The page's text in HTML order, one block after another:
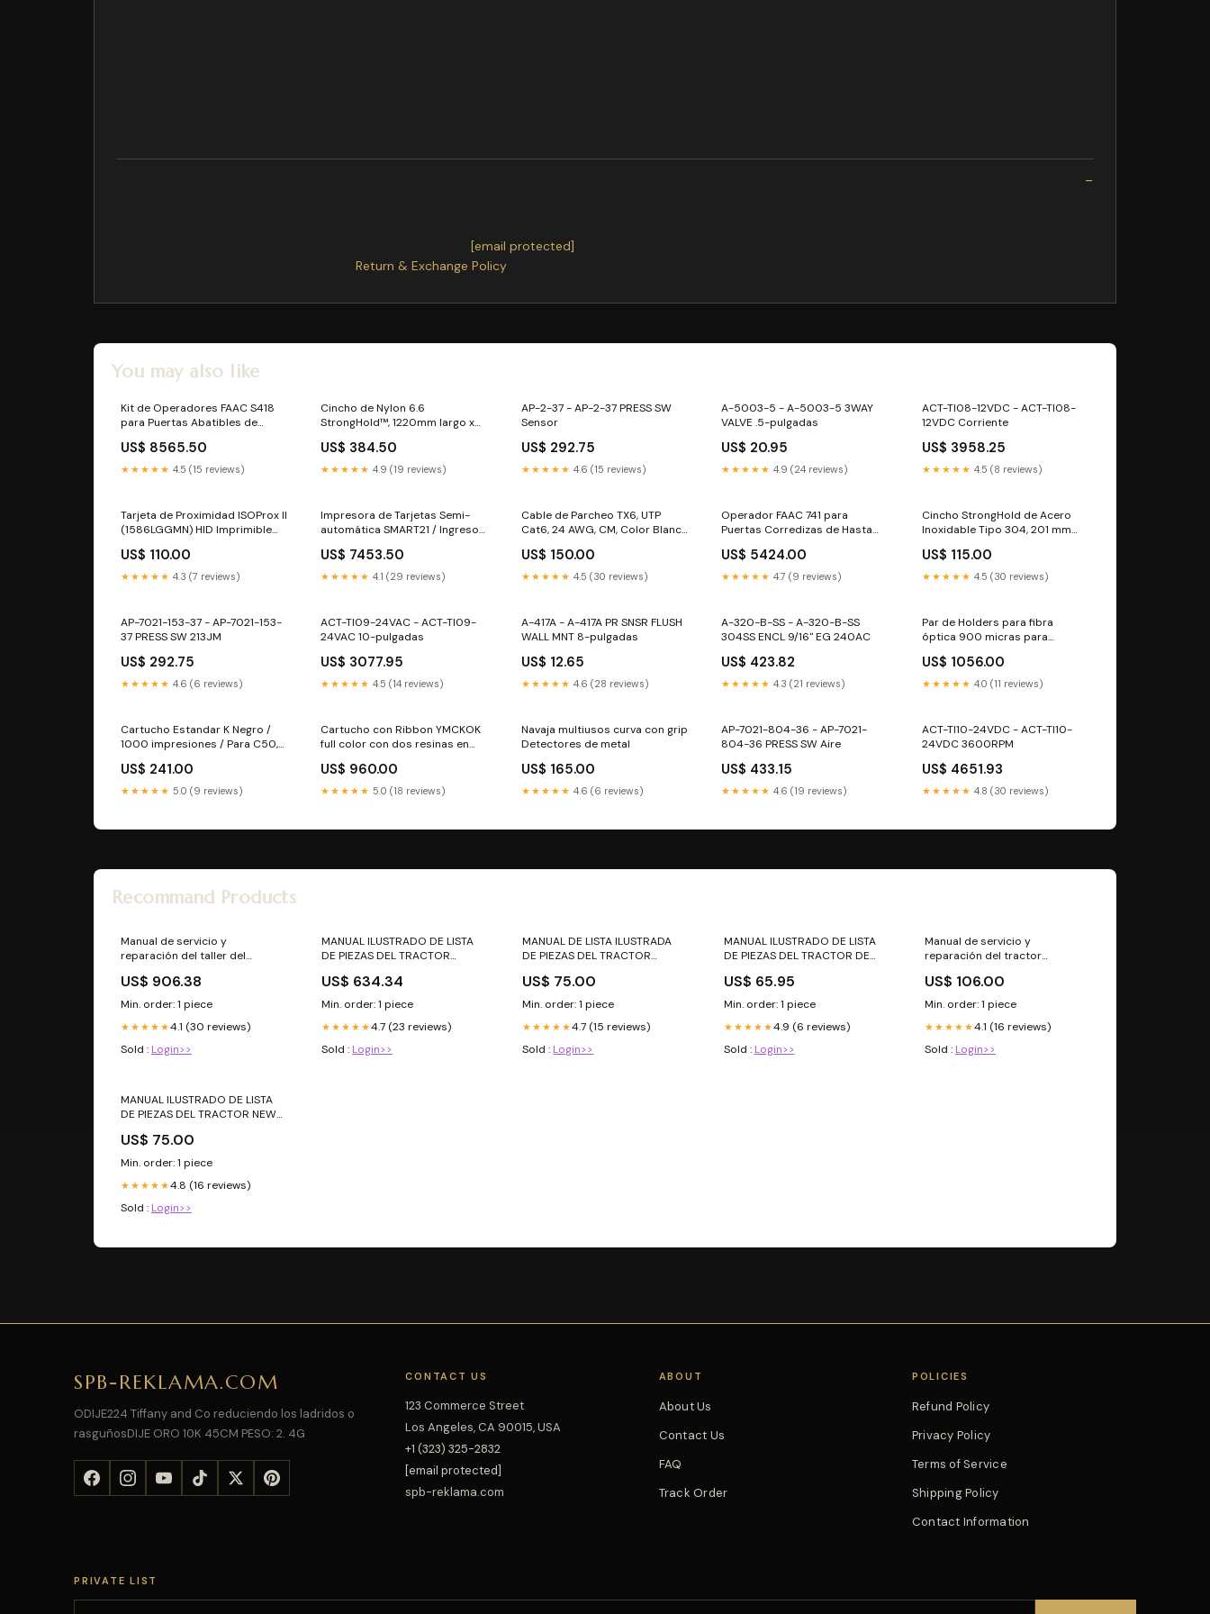
[email protected]
Return & Exchange Policy
You may also like
Kit de Operadores FAAC S418
para Puertas Abatibles de
Capacidad de Respaldo de
Baterías y Desbloqueo Manual
US$ 8565.50
★★★★★ 4.5 (15 reviews)
Cincho de Nylon 6.6
StrongHold™, 1220mm largo x
Cámara impelente, Paquete de
50pz Eléctricas
US$ 384.50
★★★★★ 4.9 (19 reviews)
AP-2-37 - AP-2-37 PRESS SW
Sensor
US$ 292.75
★★★★★ 4.6 (15 reviews)
A-5003-5 - A-5003-5 3WAY
VALVE .5-pulgadas
US$ 20.95
★★★★★ 4.9 (24 reviews)
ACT-TI08-12VDC - ACT-TI08-
12VDC Corriente
US$ 3958.25
★★★★★ 4.5 (8 reviews)
Tarjeta de Proximidad ISOProx II
(1586LGGMN) HID Imprimible
Resistente / 26 bits / Garantía
de por Vida /1386 Fijación
US$ 110.00
★★★★★ 4.3 (7 reviews)
Impresora de Tarjetas Semi-
automática SMART21 / Ingreso
Ribbon, Software y 100 Tarjetas
PVC Gamer
US$ 7453.50
★★★★★ 4.1 (29 reviews)
Cable de Parcheo TX6, UTP
Cat6, 24 AWG, CM, Color Blanco
US$ 150.00
★★★★★ 4.5 (30 reviews)
Operador FAAC 741 para
Puertas Corredizas de Hasta
Hoja de 15 Metros Pilonas o
bolardos
US$ 5424.00
★★★★★ 4.7 (9 reviews)
Cincho StrongHold de Acero
Inoxidable Tipo 304, 201 mm
Metálico, Paquete de 50pz
Cables para control de acceso
US$ 115.00
★★★★★ 4.5 (30 reviews)
AP-7021-153-37 - AP-7021-153-
37 PRESS SW 213JM
US$ 292.75
★★★★★ 4.6 (6 reviews)
ACT-TI09-24VAC - ACT-TI09-
24VAC 10-pulgadas
US$ 3077.95
★★★★★ 4.5 (14 reviews)
A-417A - A-417A PR SNSR FLUSH
WALL MNT 8-pulgadas
US$ 12.65
★★★★★ 4.6 (28 reviews)
A-320-B-SS - A-320-B-SS
304SS ENCL 9/16" EG 240AC
US$ 423.82
★★★★★ 4.3 (21 reviews)
Par de Holders para fibra
óptica 900 micras para
PRO-X6 Hubbell killark
US$ 1056.00
★★★★★ 4.0 (11 reviews)
Cartucho Estandar K Negro /
1000 impresiones / Para C50,
DTC1250e,DTC1000M,
DTC1000, DTC4000
US$ 241.00
★★★★★ 5.0 (9 reviews)
Cartucho con Ribbon YMCKOK
full color con dos resinas en
DTC1000 / 200 impresiones.
Teclados
US$ 960.00
★★★★★ 5.0 (18 reviews)
Navaja multiusos curva con grip
Detectores de metal
US$ 165.00
★★★★★ 4.6 (6 reviews)
AP-7021-804-36 - AP-7021-
804-36 PRESS SW Aire
US$ 433.15
★★★★★ 4.6 (19 reviews)
ACT-TI10-24VDC - ACT-TI10-
24VDC 3600RPM
US$ 4651.93
★★★★★ 4.8 (30 reviews)
Recommand Products
Manual de servicio y
reparación del taller del
Manual de taller
US$ 906.38
Min. order: 1 piece
★★★★★4.1 (30 reviews)
Sold : Login>>
MANUAL ILUSTRADO DE LISTA
DE PIEZAS DEL TRACTOR
NEW HOLLAND TC18 Manual de
taller
US$ 634.34
Min. order: 1 piece
★★★★★4.7 (23 reviews)
Sold : Login>>
MANUAL DE LISTA ILUSTRADA
DE PIEZAS DEL TRACTOR
FORD NEW HOLLAND 540
Manual de taller
US$ 75.00
Min. order: 1 piece
★★★★★4.7 (15 reviews)
Sold : Login>>
MANUAL ILUSTRADO DE LISTA
DE PIEZAS DEL TRACTOR DE
Manual de taller
US$ 65.95
Min. order: 1 piece
★★★★★4.9 (6 reviews)
Sold : Login>>
Manual de servicio y
reparación del tractor
230A Manual de taller
US$ 106.00
Min. order: 1 piece
★★★★★4.1 (16 reviews)
Sold : Login>>
MANUAL ILUSTRADO DE LISTA
DE PIEZAS DEL TRACTOR NEW
Manual de taller
US$ 75.00
Min. order: 1 piece
★★★★★4.8 (16 reviews)
Sold : Login>>
SPB-REKLAMA.COM
ODIJE224 Tiffany and Co reduciendo los ladridos o
rasguñosDIJE ORO 10K 45CM PESO: 2. 4G
CONTACT US
123 Commerce Street
Los Angeles, CA 90015, USA
+1 (323) 325-2832
[email protected]
spb-reklama.com
ABOUT
About Us
Contact Us
FAQ
Track Order
POLICIES
Refund Policy
Privacy Policy
Terms of Service
Shipping Policy
Contact Information
PRIVATE LIST